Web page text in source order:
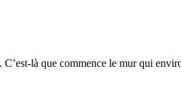
là que commence le mur qui